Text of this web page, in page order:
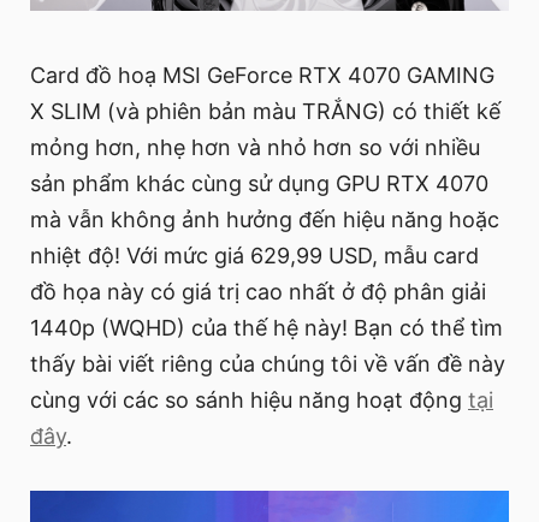
Card đồ hoạ MSI GeForce RTX 4070 GAMING
X SLIM (và phiên bản màu TRẮNG) có thiết kế
mỏng hơn, nhẹ hơn và nhỏ hơn so với nhiều
sản phẩm khác cùng sử dụng GPU RTX 4070
mà vẫn không ảnh hưởng đến hiệu năng hoặc
nhiệt độ! Với mức giá 629,99 USD, mẫu card
đồ họa này có giá trị cao nhất ở độ phân giải
1440p (WQHD) của thế hệ này! Bạn có thể tìm
thấy bài viết riêng của chúng tôi về vấn đề này
cùng với các so sánh hiệu năng hoạt động tại
đây.